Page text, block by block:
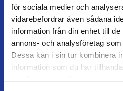
för sociala medier och
vidarebefordrar även sådana
information från din enhet till
annons- och analysföretag
Dessa kan i sin tur kombinera
information som du har
Returnering / fortryd køb
Reklamation